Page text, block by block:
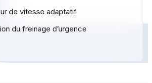
de vitesse adaptatif
du freinage d’urgence